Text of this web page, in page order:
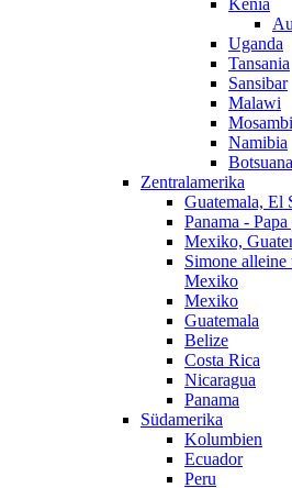
Kenia
Uganda
Tansania
Sansibar
Malawi
Namibia
Botsuana
Zentralamerika
Guatemala, El
Panama -
Mexiko,
Simone
Mexiko
Mexiko
Guatemala
Belize
Costa Rica
Nicaragua
Panama
Südamerika
Kolumbien
Ecuador
Peru